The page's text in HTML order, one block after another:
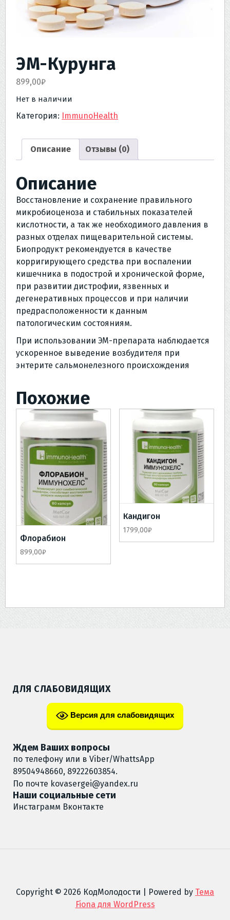
ЭМ-Курунга
899,00₽
Нет в наличии
Категория: ImmunoHealth
Описание Отзывы (0)
Описание
Восстановление и сохранение правильного
микробиоценоза и стабильных показателей
кислотности, а так же необходимого давления в
разных отделах пищеварительной системы.
Биопродукт рекомендуется в качестве
корригирующего средства при воспалении
кишечника в подострой и хронической форме,
при развитии дистрофии, язвенных и
дегенеративных процессов и при наличии
предрасположенности к данным
патологическим состояниям.
При использовании ЭМ-препарата наблюдается
ускоренное выведение возбудителя при
энтерите сальмонелезного происхождения
Похожие
Флорабион
899,00₽
Кандигон
1799,00₽
ДЛЯ СЛАБОВИДЯЩИХ
Версия для слабовидящих
Ждем Ваших вопросы
по телефону или в Viber/WhattsApp
89504948660, 89222603854.
По почте kovasergei@yandex.ru
Наши социальные сети
Инстаграмм Вконтакте
Copyright © 2026 КодМолодости | Powered by Тема
Fiona для WordPress